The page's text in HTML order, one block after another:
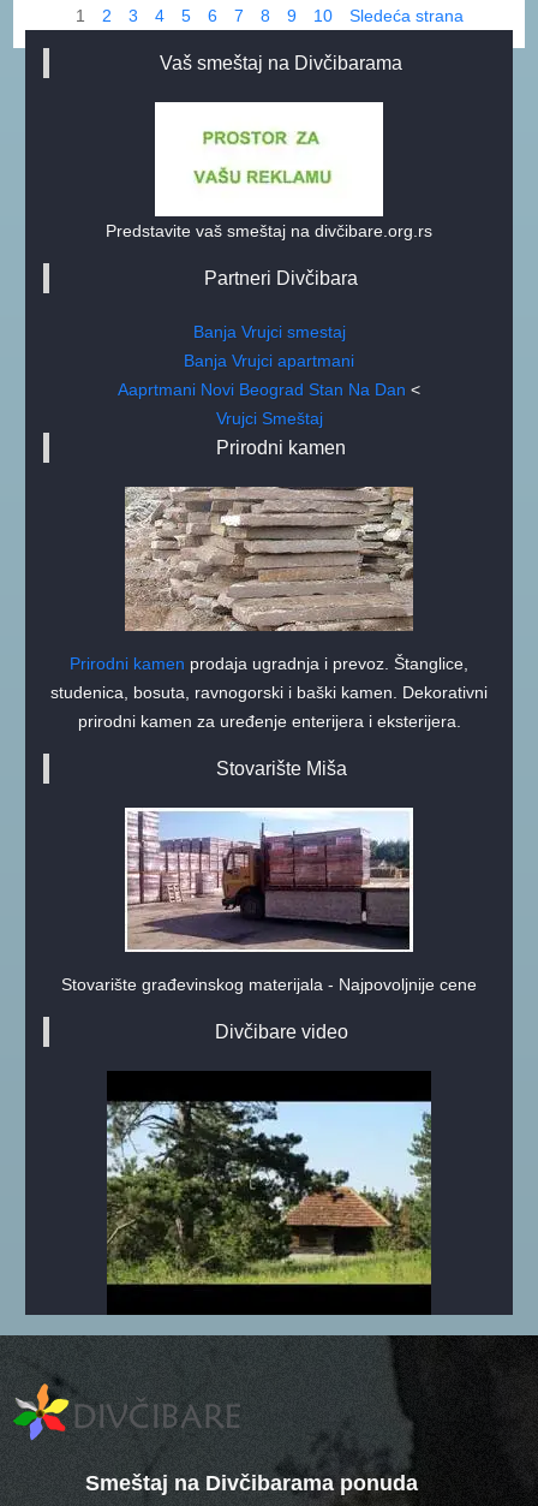
1 2 3 4 5 6 7 8 9 10 Sledeća strana
Vaš smeštaj na Divčibarama
Predstavite vaš smeštaj na divčibare.org.rs
Partneri Divčibara
Banja Vrujci smestaj
Banja Vrujci apartmani
Aaprtmani Novi Beograd Stan Na Dan <
Vrujci Smeštaj
Prirodni kamen
Prirodni kamen prodaja ugradnja i prevoz. Štanglice,
studenica, bosuta, ravnogorski i baški kamen. Dekorativni
prirodni kamen za uređenje enterijera i eksterijera.
Stovarište Miša
Stovarište građevinskog materijala - Najpovoljnije cene
Divčibare video
Smeštaj na Divčibarama ponuda